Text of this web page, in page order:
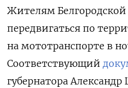
Жителям Белгородской
передвигаться по
на мототранспорте в
Соответствующий
губернатора Александр